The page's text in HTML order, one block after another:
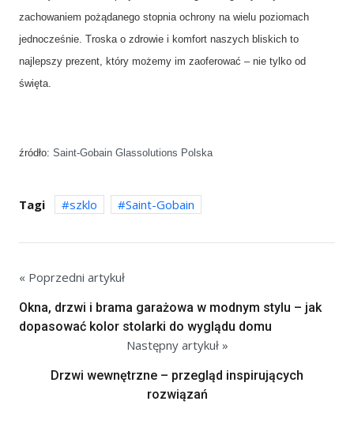
zachowaniem pożądanego stopnia ochrony na wielu poziomach
jednocześnie. Troska o zdrowie i komfort naszych bliskich to
najlepszy prezent, który możemy im zaoferować – nie tylko od
święta.
źródło: Saint-Gobain Glassolutions Polska
Tagi szklo Saint-Gobain
« Poprzedni artykuł
Okna, drzwi i brama garażowa w modnym stylu – jak
dopasować kolor stolarki do wyglądu domu
Następny artykuł »
Drzwi wewnętrzne – przegląd inspirujących
rozwiązań